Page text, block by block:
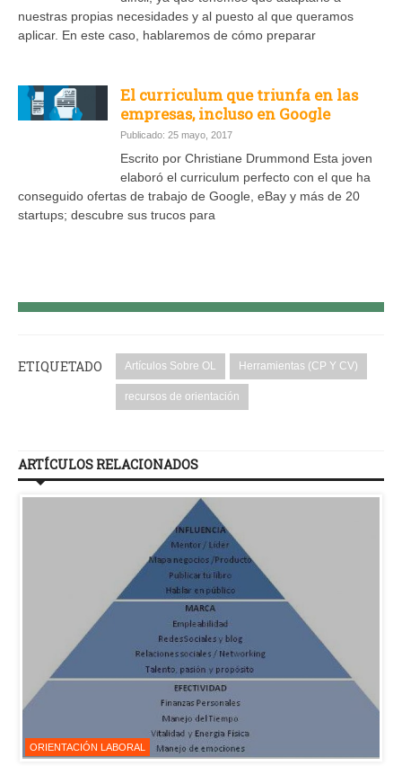
nuestras propias necesidades y al puesto al que queramos
aplicar. En este caso, hablaremos de cómo preparar
El curriculum que triunfa en las
empresas, incluso en Google
Publicado: 25 mayo, 2017
Escrito por Christiane Drummond Esta joven
elaboró el curriculum perfecto con el que ha
conseguido ofertas de trabajo de Google, eBay y más de 20
startups; descubre sus trucos para
ETIQUETADO Artículos Sobre OL Herramientas (CP Y CV)
recursos de orientación
ARTÍCULOS RELACIONADOS
ORIENTACIÓN LABORAL